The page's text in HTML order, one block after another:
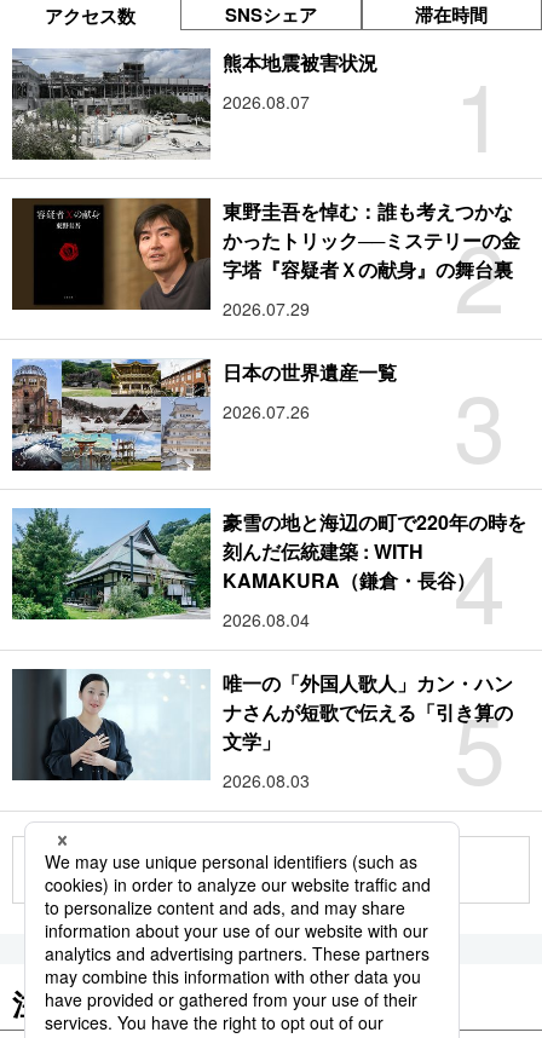
アクセス数 SNSシェア 滞在時間
1
熊本地震被害状況
2026.08.07
2
東野圭吾を悼む：誰も考えつかな
かったトリック──ミステリーの金
字塔『容疑者Ｘの献身』の舞台裏
2026.07.29
3
日本の世界遺産一覧
2026.07.26
4
豪雪の地と海辺の町で220年の時を
刻んだ伝統建築 : WITH
KAMAKURA（鎌倉・長谷）
2026.08.04
5
唯一の「外国人歌人」カン・ハン
ナさんが短歌で伝える「引き算の
文学」
2026.08.03
もっと見る
注目のキーワード